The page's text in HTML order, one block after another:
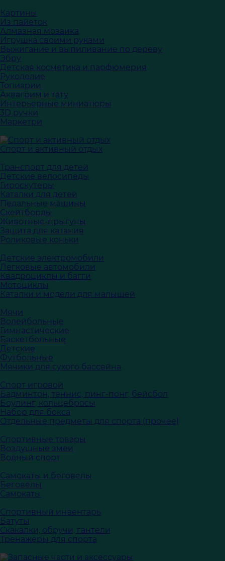
Картины
Из пайеток
Алмазная мозаика
Игрушка своими руками
Выжигание и выпиливание по дереву
Эбру
Детская косметика и парфюмерия
Рукоделие
Топиарии
Аквагрим и тату
Интерьерные миниатюры
3D ручки
Маркетри
Спорт и активный отдых
Транспорт для детей
Детские велосипеды
Гироскутеры
Каталки для детей
Педальные машины
Скейтборды
Животные-прыгуны
Защита для катания
Роликовые коньки
Детские электромобили
Легковые автомобили
Квадроциклы и багги
Мотоциклы
Каталки и модели для малышей
Мячи
Волейбольные
Гимнастические
Баскетбольные
Детские
Футбольные
Мячики для сухого бассейна
Спорт игровой
Бадминтон, теннис, пинг-понг, бейсбол
Боулинг, кольцебросы
Набор для бокса
Отдельные предметы для спорта (прочее)
Спортивные товары
Воздушные змеи
Водный спорт
Самокаты и беговелы
Беговелы
Самокаты
Спортивный инвентарь
Батуты
Скакалки, обручи, гантели
Тренажеры для спорта